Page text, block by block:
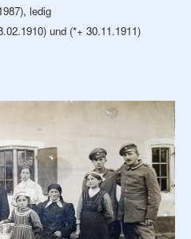
ledig
und (*+ 30.11.1911)